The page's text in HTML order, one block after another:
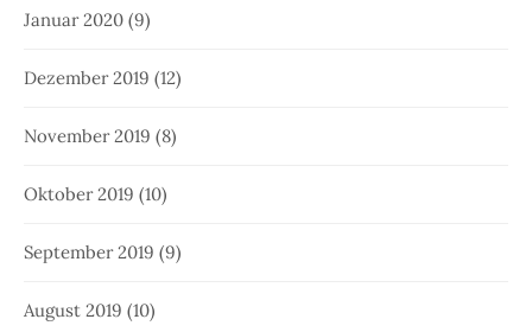
Januar 2020 (9)
Dezember 2019 (12)
November 2019 (8)
Oktober 2019 (10)
September 2019 (9)
August 2019 (10)